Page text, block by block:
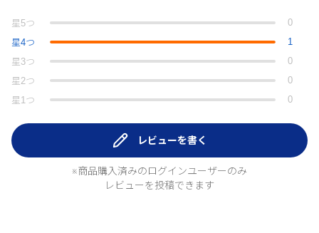
星 5つ
0
星4つ
1
星 3つ
0
星 2つ
0
星 1つ 0
レビューを書く
※商品購入済みのログインユーザーのみ
レビューを投稿できます